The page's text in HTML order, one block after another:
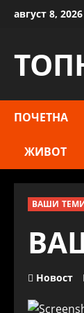
Skipавгуст 8, 2026
ПОЧЕТНА
ЖИВОТ
ВАШИ
Новост